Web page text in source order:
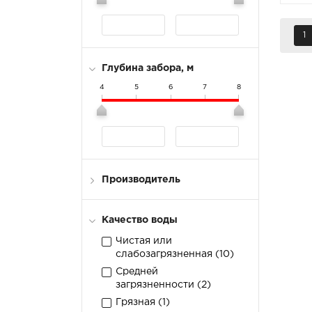
Глубина забора, м
4 5 6 7 8
Производитель
Качество воды
Чистая или
слабозагрязненная (10)
Средней
загрязненности (2)
Грязная (1 )
1